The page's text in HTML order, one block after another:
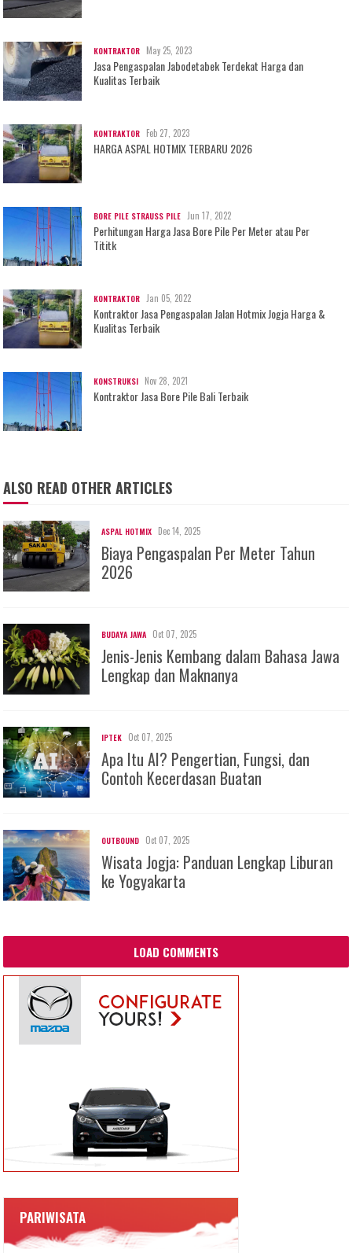
KONTRAKTOR May 25, 2023
Jasa Pengaspalan Jabodetabek Terdekat Harga dan
Kualitas Terbaik
KONTRAKTOR Feb 27, 2023
HARGA ASPAL HOTMIX TERBARU 2026
BORE PILE STRAUSS PILE Jun 17, 2022
Perhitungan Harga Jasa Bore Pile Per Meter atau Per
Tititk
KONTRAKTOR Jan 05, 2022
Kontraktor Jasa Pengaspalan Jalan Hotmix Jogja Harga &
Kualitas Terbaik
KONSTRUKSI Nov 28, 2021
Kontraktor Jasa Bore Pile Bali Terbaik
ALSO READ OTHER ARTICLES
ASPAL HOTMIX Dec 14, 2025
Biaya Pengaspalan Per Meter Tahun
2026
BUDAYA JAWA Oct 07, 2025
Jenis-Jenis Kembang dalam Bahasa Jawa
Lengkap dan Maknanya
IPTEK Oct 07, 2025
Apa Itu AI? Pengertian, Fungsi, dan
Contoh Kecerdasan Buatan
OUTBOUND Oct 07, 2025
Wisata Jogja: Panduan Lengkap Liburan
ke Yogyakarta
LOAD COMMENTS
PARIWISATA